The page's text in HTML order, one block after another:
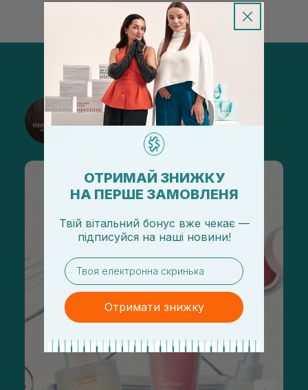
@sisters_stelmakh в Instagram
ОТРИМАЙ ЗНИЖКУ
НА ПЕРШЕ ЗАМОВЛЕНЯ
Твій вітальний бонус вже чекає —
підписуйся на наші новини!
email
Отримати знижку